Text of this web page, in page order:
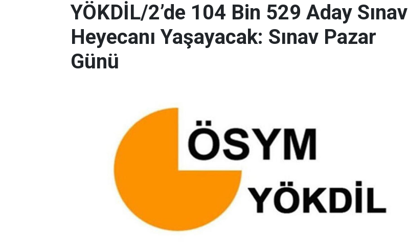
YÖKDİL/2’de 104 Bin 529 Aday Sınav
Heyecanı Yaşayacak: Sınav Pazar
Günü